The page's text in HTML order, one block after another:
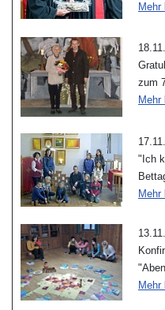
Mehr
zum
Mehr
"Ich
Mehr
Mehr